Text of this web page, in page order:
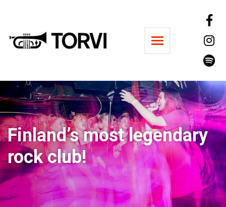
Ravintola Torvi
Finland’s most legendary
rock club!